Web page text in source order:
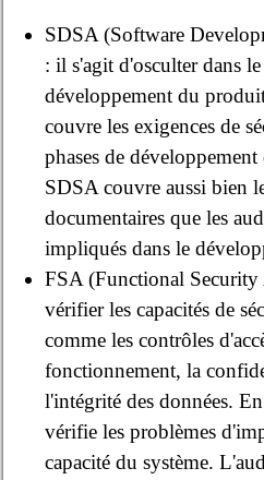
SDSA (Software
: il s'agit d'osculter dans
développement du
couvre les exigences de
phases de
SDSA couvre aussi bien
documentaires que les
impliqués dans le
FSA (Functional Security
vérifier les capacités de
comme les contrôles
fonctionnement, la
l'intégrité des données.
vérifie les problèmes
capacité du système.